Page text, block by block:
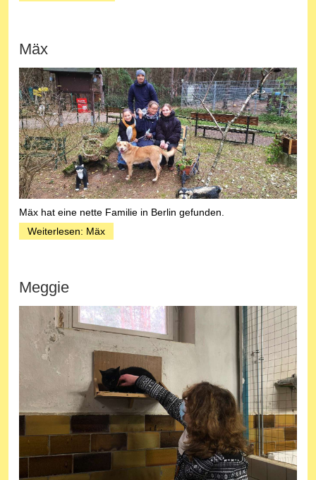
Mäx
Mäx hat eine nette Familie in Berlin gefunden.
Weiterlesen: Mäx
Meggie